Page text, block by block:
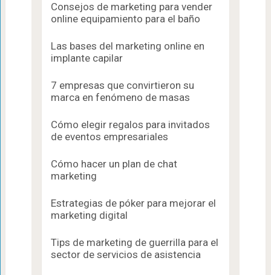
Consejos de marketing para vender
online equipamiento para el baño
Las bases del marketing online en
implante capilar
7 empresas que convirtieron su
marca en fenómeno de masas
Cómo elegir regalos para invitados
de eventos empresariales
Cómo hacer un plan de chat
marketing
Estrategias de póker para mejorar el
marketing digital
Tips de marketing de guerrilla para el
sector de servicios de asistencia